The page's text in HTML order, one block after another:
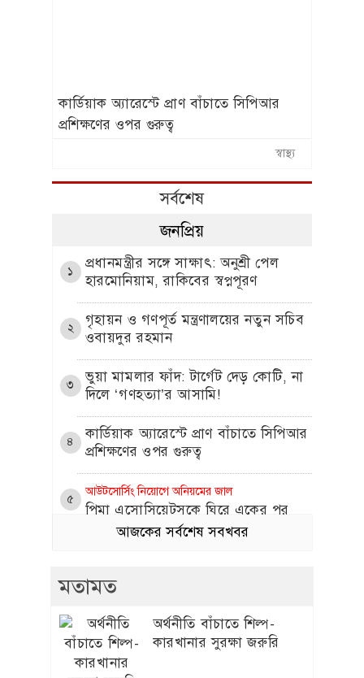
কার্ডিয়াক অ্যারেস্টে প্রাণ বাঁচাতে সিপিআর
প্রশিক্ষণের ওপর গুরুত্ব
স্বাস্থ্য
সর্বশেষ
জনপ্রিয়
১
প্রধানমন্ত্রীর সঙ্গে সাক্ষাৎ: অনুশ্রী পেল
হারমোনিয়াম, রাকিবের স্বপ্নপূরণ
২
গৃহায়ন ও গণপূর্ত মন্ত্রণালয়ের নতুন সচিব
ওবায়দুর রহমান
৩
​ভুয়া মামলার ফাঁদ: টার্গেট দেড় কোটি, না
দিলে ‘গণহত্যা’র আসামি!
৪
কার্ডিয়াক অ্যারেস্টে প্রাণ বাঁচাতে সিপিআর
প্রশিক্ষণের ওপর গুরুত্ব
৫
আউটসোর্সিং নিয়োগে অনিয়মের জাল
পিমা এসোসিয়েটসকে ঘিরে একের পর
এক অভিযোগ
ক্রিকেটার ব্রেট লি
৭
এলিট আম্পায়ার সৈকত চুক্তিতে নেই কেন,
ব্যাখ্যা দিল বিসিবি
আজকের সর্বশেষ সবখবর
মতামত
অর্থনীতি বাঁচাতে শিল্প-
কারখানার সুরক্ষা জরুরি